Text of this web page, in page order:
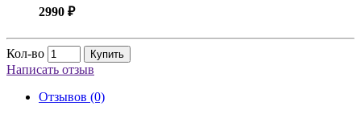
2990 ₽
Кол-во Купить
Написать отзыв
Отзывов (0)